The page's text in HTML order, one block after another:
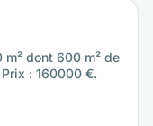
dont 600 m² de
: 160000 €.